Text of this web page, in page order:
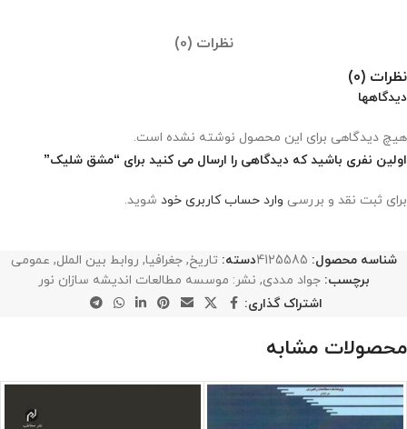
نظرات (0)
نظرات (0)
دیدگاهها
هیچ دیدگاهی برای این محصول نوشته نشده است.
اولین نفری باشید که دیدگاهی را ارسال می کنید برای “مشق شلیک”
برای ثبت نقد و بررسی وارد حساب کاربری خود شوید.
شناسه محصول: 4125585دسته: تاریخ, جغرافیا, روابط بین الملل, عمومی
برچسب: جواد مددی, نشر: موسسه مطالعات اندیشه سازان نور
اشتراک گذاری:
محصولات مشابه